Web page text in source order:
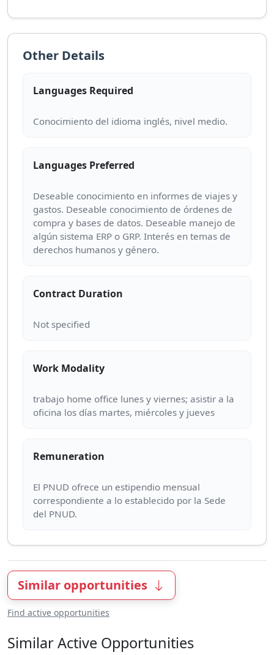
Other Details
Languages Required
Languages Preferred
Deseable conocimiento en informes de viajes y
gastos. Deseable conocimiento de órdenes de
compra y bases de datos. Deseable manejo de
algún sistema ERP o GRP. Interés en temas de
Contract Duration
Work Modality
trabajo home office lunes y viernes; asistir a la
Remuneration
El PNUD ofrece un estipendio mensual
correspondiente a lo establecido por la Sede
Similar opportunities
Find active opportunities
Similar Active Opportunities